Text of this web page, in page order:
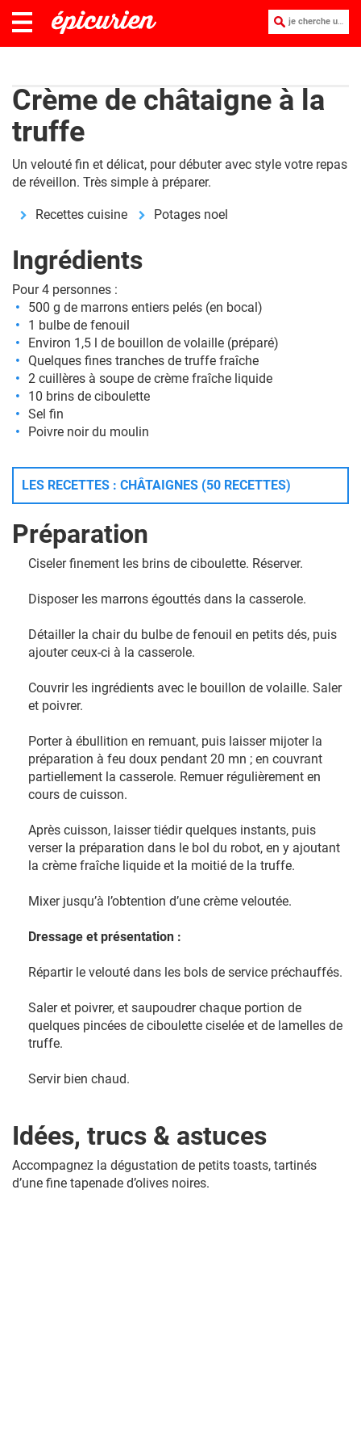
je cherche une recette :
Crème de châtaigne à la
truffe
Un velouté fin et délicat, pour débuter avec style votre repas
de réveillon. Très simple à préparer.
Recettes cuisine Potages noel
Ingrédients
Pour 4 personnes :
500 g de marrons entiers pelés (en bocal)
1 bulbe de fenouil
Environ 1,5 l de bouillon de volaille (préparé)
Quelques fines tranches de truffe fraîche
2 cuillères à soupe de crème fraîche liquide
10 brins de ciboulette
Sel fin
Poivre noir du moulin
LES RECETTES : CHÂTAIGNES (50 RECETTES)
Préparation
Ciseler finement les brins de ciboulette. Réserver.
Disposer les marrons égouttés dans la casserole.
Détailler la chair du bulbe de fenouil en petits dés, puis
ajouter ceux-ci à la casserole.
Couvrir les ingrédients avec le bouillon de volaille. Saler
et poivrer.
Porter à ébullition en remuant, puis laisser mijoter la
préparation à feu doux pendant 20 mn ; en couvrant
partiellement la casserole. Remuer régulièrement en
cours de cuisson.
Après cuisson, laisser tiédir quelques instants, puis
verser la préparation dans le bol du robot, en y ajoutant
la crème fraîche liquide et la moitié de la truffe.
Mixer jusqu’à l’obtention d’une crème veloutée.
Dressage et présentation :
Répartir le velouté dans les bols de service préchauffés.
Saler et poivrer, et saupoudrer chaque portion de
quelques pincées de ciboulette ciselée et de lamelles de
truffe.
Servir bien chaud.
Idées, trucs & astuces
Accompagnez la dégustation de petits toasts, tartinés
d’une fine tapenade d’olives noires.